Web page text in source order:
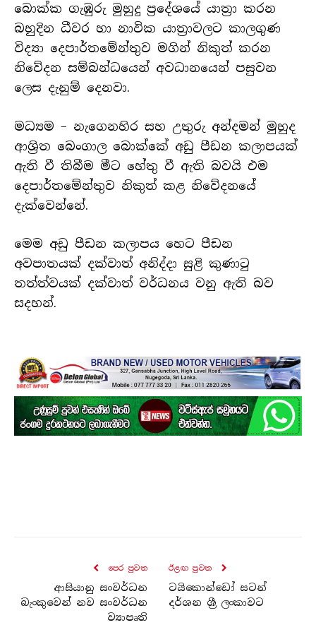
බොක්ක ගැඹුරු මුහුදු ප්‍රදේශයේ යාත්‍රා කරන
බහුදින ධීවර හා නාවික යාත්‍රාවලට කාලගුණ
විද්‍යා දෙපාර්තමේන්තුව මගින් නිකුත් කරන
නිවේදන සම්බන්ධයෙන් අවධානයෙන් පසුවන
ලෙස දැනුම් දෙනවා.
මධ්‍යම – නැගෙනහිර සහ උතුරු අන්දමන් මුහුද
ආශ්‍රිත බෙංගාල බොක්කේ අඩු පීඩන කලාපයක්
ඇති වී තිබීම මීට හේතු වී ඇති බවයි එම
දෙපාර්තමේන්තුව නිකුත් කළ නිවේදනයේ
දැක්වෙන්නේ.
මෙම අඩු පීඩන කලාපය හෙට පීඩන
අවපාතයක් දක්වාත් අනිද්දා සුළි කුණාටු
තත්ත්වයක් දක්වාත් වර්ධනය වනු ඇති බව
සදහන්.
පෙර පුව​ත
ආසියානු සංවර්ධන
බැංකුවෙන් නව සංවර්ධන
ව්‍යාපෘති
ඊළඟ පුව​ත
ටයිකොන්ඩෝ සටන්
දර්ශන ශ්‍රී ලංකාවට